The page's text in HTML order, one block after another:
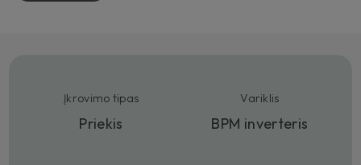
Įkrovimo tipas
Priekis
Variklis
BPM inverteris